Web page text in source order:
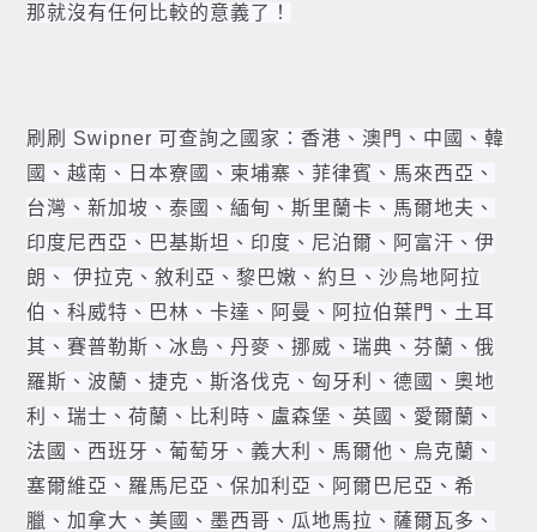
那就沒有任何比較的意義了！
刷刷 Swipner 可查詢之國家：香港、澳門、中國、韓
國、越南、日本寮國、柬埔寨、菲律賓、馬來西亞、
台灣、新加坡、泰國、緬甸、斯里蘭卡、馬爾地夫、
印度尼西亞、巴基斯坦、印度、尼泊爾、阿富汗、伊
朗、 伊拉克、敘利亞、黎巴嫩、約旦、沙烏地阿拉
伯、科威特、巴林、卡達、阿曼、阿拉伯葉門、土耳
其、賽普勒斯、冰島、丹麥、挪威、瑞典、芬蘭、俄
羅斯、波蘭、捷克、斯洛伐克、匈牙利、德國、奧地
利、瑞士、荷蘭、比利時、盧森堡、英國、愛爾蘭、
法國、西班牙、葡萄牙、義大利、馬爾他、烏克蘭、
塞爾維亞、羅馬尼亞、保加利亞、阿爾巴尼亞、希
臘、加拿大、美國、墨西哥、瓜地馬拉、薩爾瓦多、